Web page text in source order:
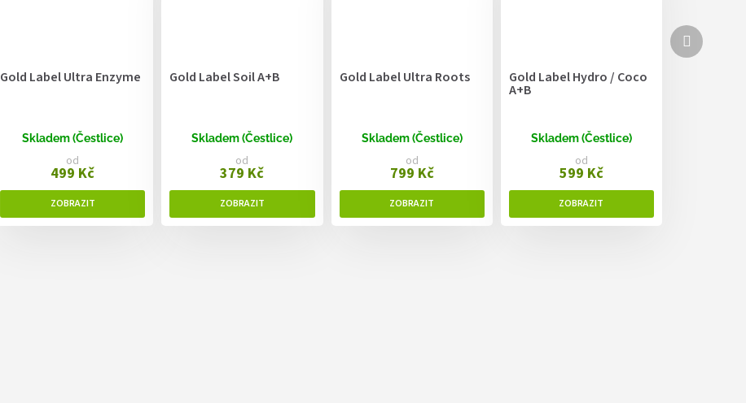
Gold Label Ultra Enzyme
Skladem (Čestlice)
od
499 Kč
Gold Label Soil A+B
Skladem (Čestlice)
od
379 Kč
Gold Label Ultra Roots
Skladem (Čestlice)
od
799 Kč
Gold Label Hydro / Coco
A+B
Skladem (Čestlice)
od
599 Kč
Další
produkt